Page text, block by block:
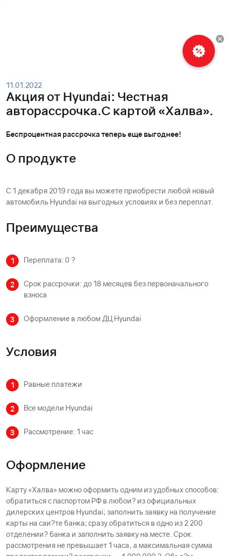
11.01.2022
Акция от Hyundai: Честная
авторассрочка.С картой «Халва».
Беспроцентная рассрочка теперь еще выгоднее!
О продукте
С 1 декабря 2019 года вы можете приобрести любой новый
автомобиль Hyundai на выгодных условиях и без переплат.
Преимущества
Переплата: 0 ?
Срок рассрочки: до 18 месяцев без первоначального
взноса
Оформление в любом ДЦ Hyundai
Условия
Равные платежи
Все модели Hyundai
Рассмотрение: 1 час
Оформление
Карту «Халва» можно оформить одним из удобных способов:
обратиться с паспортом РФ в любои? из официальных
дилерских центров Hyundai; заполнить заявку на получение
карты на саи?те банка; сразу обратиться в одно из 2 200
отделении? банка и заполнить заявку на месте. Срок
рассмотрения не превышает 1 часа, а максимальная сумма